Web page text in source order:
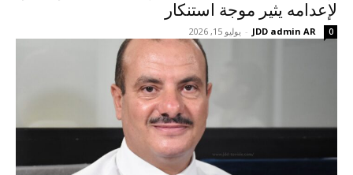
لإعدامه يثير موجة استنكار
JDD admin AR
- يوليو 15, 2026 0